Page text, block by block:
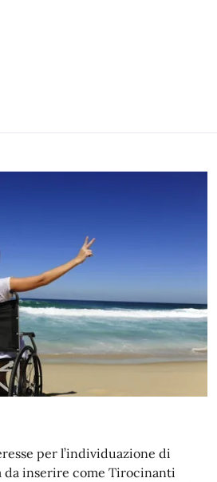
per l’individuazione di
da inserire come Tirocinanti